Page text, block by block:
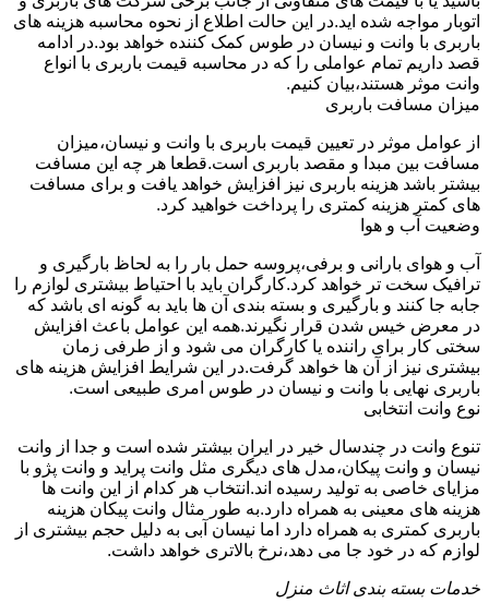
اتوبار مواجه شده اید.در این حالت اطلاع از نحوه محاسبه هزینه های
باربری با وانت و نیسان در طوس کمک کننده خواهد بود.در ادامه
قصد داریم تمام عواملی را که در محاسبه قیمت باربری با انواع
وانت موثر هستند،بیان کنیم.
میزان مسافت باربری
از عوامل موثر در تعیین قیمت باربری با وانت و نیسان،میزان
مسافت بین مبدا و مقصد باربری است.قطعا هر چه این مسافت
بیشتر باشد هزینه باربری نیز افزایش خواهد یافت و برای مسافت
های کمتر هزینه کمتری را پرداخت خواهید کرد.
وضعیت آب و هوا
آب و هوای بارانی و برفی،پروسه حمل بار را به لحاظ بارگیری و
ترافیک سخت تر خواهد کرد.کارگران باید با احتیاط بیشتری لوازم را
جابه جا کنند و بارگیری و بسته بندی آن ها باید به گونه ای باشد که
در معرض خیس شدن قرار نگیرند.همه این عوامل باعث افزایش
سختی کار برای راننده یا کارگران می شود و از طرفی زمان
بیشتری نیز از آن ها خواهد گرفت.در این شرایط افزایش هزینه های
باربری نهایی با وانت و نیسان در طوس امری طبیعی است.
نوع وانت انتخابی
تنوع وانت در چندسال خیر در ایران بیشتر شده است و جدا از وانت
نیسان و وانت پیکان،مدل های دیگری مثل وانت پراید و وانت پژو با
مزایای خاصی به تولید رسیده اند.انتخاب هر کدام از این وانت ها
هزینه های معینی به همراه دارد.به طور مثال وانت پیکان هزینه
باربری کمتری به همراه دارد اما نیسان آبی به دلیل حجم بیشتری از
لوازم که در خود جا می دهد،نرخ بالاتری خواهد داشت.
خدمات بسته بندی اثاث منزل